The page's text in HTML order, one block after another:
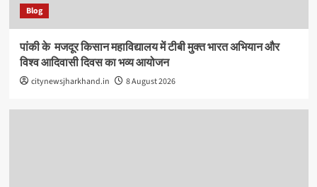
Blog
पांकी के ​ मजदूर किसान महाविद्यालय में टीबी मुक्त भारत अभियान और
विश्व आदिवासी दिवस का भव्य आयोजन
citynewsjharkhand.in 8 August 2026